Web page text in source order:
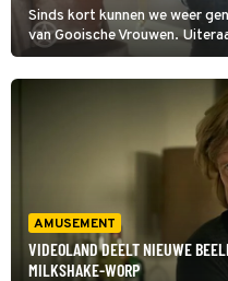
Sinds kort kunnen we weer
van Gooische Vrouwen.
scène in een keer goed
mooiste bloopers. Van een
Reidinga die een bijzondere
AMUSEMENT
VIDEOLAND DEELT NIEUWE
MILKSHAKE-WORP